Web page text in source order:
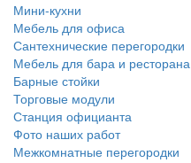
Мини-кухни
Мебель для офиса
Сантехнические перегородки
Мебель для бара и ресторана
Барные стойки
Торговые модули
Станция официанта
Фото наших работ
Межкомнатные перегородки